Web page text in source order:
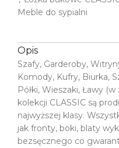
Meble do sypialni
Opis
Szafy, Garderoby,
Komody, Kufry, Biurka,
Półki, Wieszaki, Ławy
kolekcji CLASSIC są
najwyższej klasy.
jak fronty, boki, blaty
bezsęcznego co